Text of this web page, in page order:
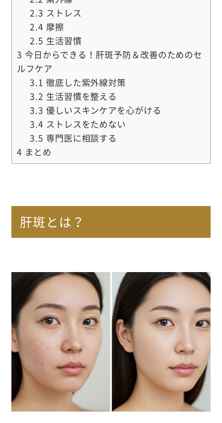
2.3 ストレス
2.4 摩擦
2.5 生活習慣
3 今日からできる！肝斑予防＆改善のためのセ
ルフケア
3.1 徹底した紫外線対策
3.2 生活習慣を整える
3.3 優しいスキンケアを心がける
3.4 ストレスをためない
3.5 専門医に相談する
4 まとめ
肝斑とは？